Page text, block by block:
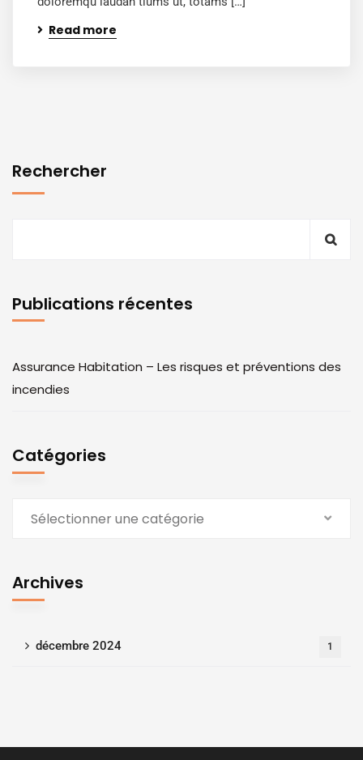
Read more
Rechercher
Publications récentes
Assurance Habitation – Les risques et préventions des
incendies
Catégories
Sélectionner une catégorie
Archives
décembre 2024 1